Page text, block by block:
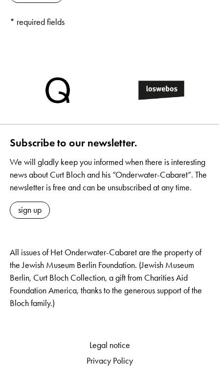
* required fields
Subscribe to our newsletter.
We will gladly keep you informed when there is interesting
news about Curt Bloch and his “Onderwater-Cabaret”. The
newsletter is free and can be unsubscribed at any time.
sign up
All issues of Het Onderwater-Cabaret are the property of
the Jewish Museum Berlin Foundation. (Jewish Museum
Berlin, Curt Bloch Collection, a gift from Charities Aid
Foundation America, thanks to the generous support of the
Bloch family.)
Legal notice
Privacy Policy